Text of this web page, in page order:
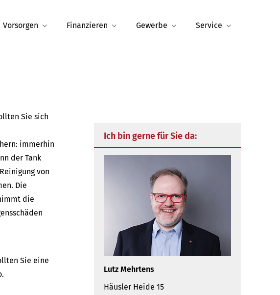
Vorsorgen Finanzieren Gewerbe Service
Ich bin gerne für Sie da:
Lutz Mehrtens
Häusler Heide 15
Sie sich
immerhin
der Tank
von
Die
die
Sie eine